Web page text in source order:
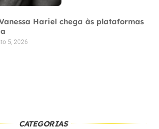
Hariel chega às plataformas
5, 2026
CATEGORIAS